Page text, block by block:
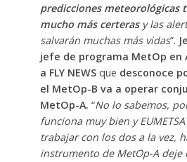
predicciones meteorológicas
mucho más certerasy las
salvarán muchas más vidas”.
jefe de programa MetOp en
a FLY NEWSque desconoce
el MetOp-B va a operar
MetOp-A. “No lo sabemos,
funciona muy bien y
trabajar con los dos a la vez,
instrumento de MetOp-A deje